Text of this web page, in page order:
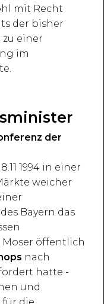
mit Recht
der bisher
zu einer
im
der
1994 in einer
weicher
Bayern das
öffentlich
nach
hatte -
und